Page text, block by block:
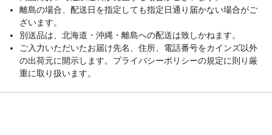
離島の場合、配送日を指定しても指定日通り届かない場合がご
ざいます。
別送品は、北海道・沖縄・離島への配送は致しかねます。
ご入力いただいたお届け先名、住所、電話番号をカインズ以外
の出荷元に開示します。プライバシーポリシーの規定に則り厳
重に取り扱います。